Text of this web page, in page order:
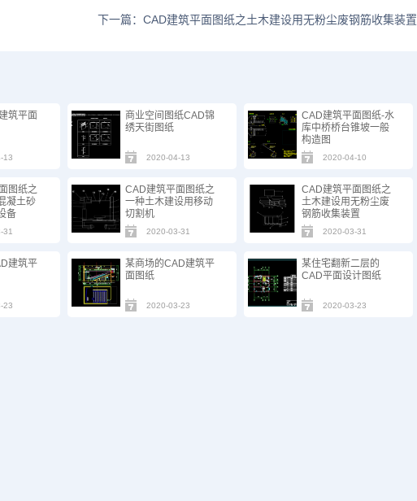
下一篇：CAD建筑平面图纸之土木建设用无粉尘废钢筋收集装置
筑平面
13
商业空间图纸CAD锦
绣天街图纸
2020-04-13
CAD建筑平面图纸-水
库中桥桥台锥坡一般
构造图
2020-04-10
图纸之
凝土砂
备
31
CAD建筑平面图纸之
一种土木建设用移动
切割机
2020-03-31
CAD建筑平面图纸之
土木建设用无粉尘废
钢筋收集装置
2020-03-31
建筑平
23
某商场的CAD建筑平
面图纸
2020-03-23
某住宅翻新二层的
CAD平面设计图纸
2020-03-23